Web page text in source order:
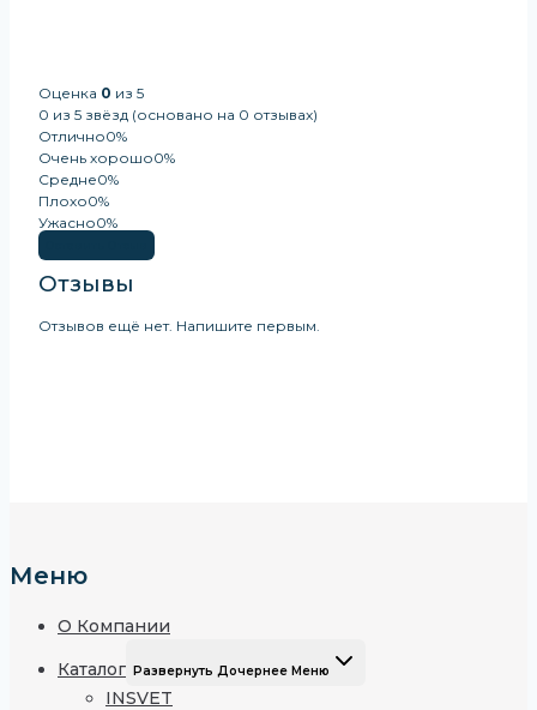
Оценка 0 из 5
0 из 5 звёзд (основано на 0 отзывах)
Отлично0%
Очень хорошо0%
Средне0%
Плохо0%
Ужасно0%
Отзывы
Отзывов ещё нет. Напишите первым.
Меню
О Компании
Каталог Развернуть Дочернее Меню
INSVET